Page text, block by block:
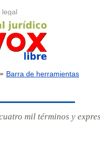
Barra de herramientas
mil términos y